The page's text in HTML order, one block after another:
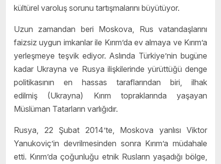
kültürel varoluş sorunu tartışmalarını büyütüyor.
Uzun zamandan beri Moskova, Rus vatandaşlarını
faizsiz uygun imkanlar ile Kırım’da ev almaya ve Kırım’a
yerleşmeye teşvik ediyor. Aslında Türkiye’nin bugüne
kadar Ukrayna ve Rusya ilişkilerinde yürüttüğü denge
politikasının en hassas taraflarından biri, ilhak
edilmiş (Ukrayna) Kırım topraklarında yaşayan
Müslüman Tatarların varlığıdır.
Rusya, 22 Şubat 2014’te, Moskova yanlısı Viktor
Yanukoviç’in devrilmesinden sonra Kırım’a müdahale
etti. Kırım’da çoğunluğu etnik Rusların yaşadığı bölge,